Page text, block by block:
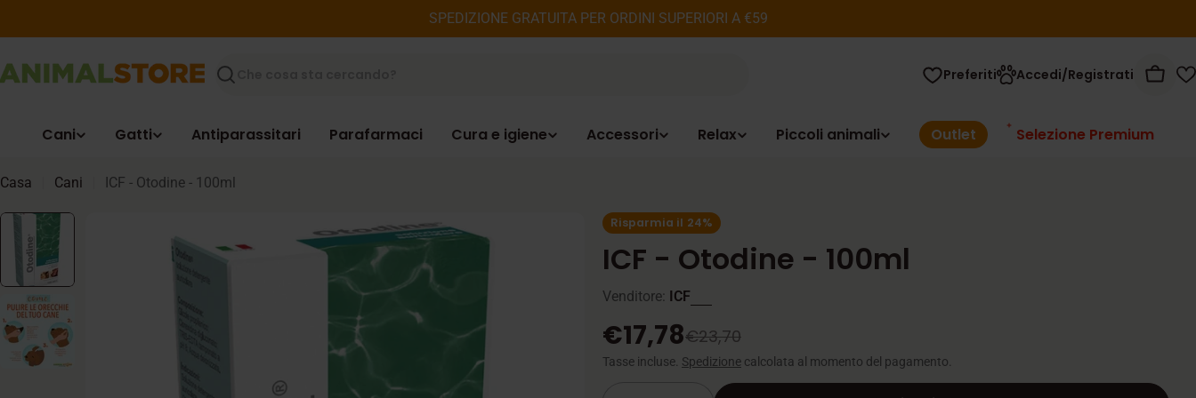
al
SPEDIZIONE GRATUITA PER ORDINI SUPERIORI A €59
Ricerca
Preferiti Accedi/Registrati
Cani Gatti Antiparassitari Parafarmaci Cura e igiene Accessori Relax Piccoli animali Outlet Selezione Premium
Casa Cani ICF - Otodine - 100ml
Risparmia il 24%
ICF - Otodine - 100ml
Venditore: ICF
Prezzo
di
€17,78
Prezzo
normale
€23,70
Tasse incluse. Spedizione calcolata al momento del pagamento.